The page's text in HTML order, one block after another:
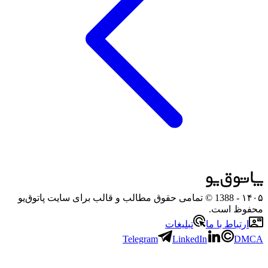
۱۴۰۵
- 1388 © تمامی حقوق مطالب و قالب برای سایت پاتوق‌یو
محفوظ است.
ارتباط با ما
تبلیغات
Telegram
LinkedIn DMCA